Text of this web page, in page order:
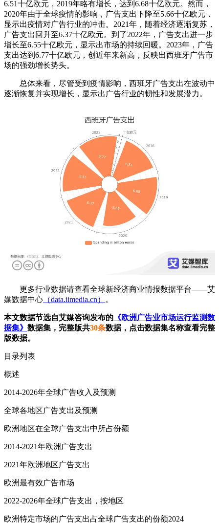
6.51十亿欧元，2019年略有增长，达到6.68十亿欧元。然而，
2020年由于全球疫情的影响，广告支出下降至5.66十亿欧元，
显示出疫情对广告行业的冲击。2021年，随着经济逐渐复苏，
广告支出回升至6.37十亿欧元。到了2022年，广告支出进一步
增长至6.55十亿欧元，显示出市场的持续回暖。2023年，广告
支出达到6.77十亿欧元，创近年来新高，反映出西班牙广告市
场的强劲增长势头。
总体来看，尽管受到疫情影响，西班牙广告支出在波动中
逐渐恢复并实现增长，显示出广告行业的韧性和发展潜力。
更多行业数据请查看全球新经济商业情报数据平台——艾
媒数据中心 （data.iimedia.cn） 。
本文数据节选自艾媒咨询发布的 《欧洲广告业市场运行监测数
据集》 数据集，完整版共30条数据，点击数据集名称查看完整
版数据。
目录列表
概述
2014-2026年全球广告收入及预测
全球各地区广告支出及预测
欧洲地区在全球广告支出中所占份额
2014-2021年欧洲广告支出
2021年欧洲地区广告支出
欧洲最有效广告市场
2022-2026年全球广告支出，按地区
欧洲特定市场的广告支出占全球广告支出的份额2024